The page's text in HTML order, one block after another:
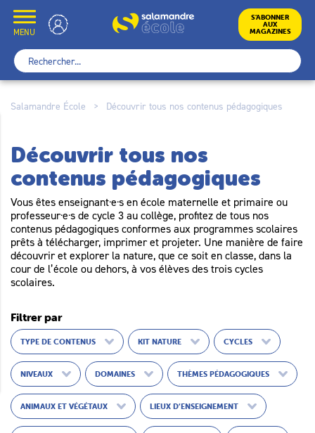
content
MENU
École S’ABONNER
AUX
MAGAZINES
Rechercher :
Salamandre École > Découvrir tous nos contenus pédagogiques
Découvrir tous nos
contenus pédagogiques
Vous êtes enseignant·e·s en école maternelle et primaire ou
professeur·e·s de cycle 3 au collège, profitez de tous nos
contenus pédagogiques conformes aux programmes scolaires
prêts à télécharger, imprimer et projeter. Une manière de faire
découvrir et explorer la nature, que ce soit en classe, dans la
cour de l’école ou dehors, à vos élèves des trois cycles
scolaires.
Filtrer par
TYPE DE CONTENUS KIT NATURE CYCLES
NIVEAUX DOMAINES THÈMES PÉDAGOGIQUES
ANIMAUX ET VÉGÉTAUX LIEUX D’ENSEIGNEMENT